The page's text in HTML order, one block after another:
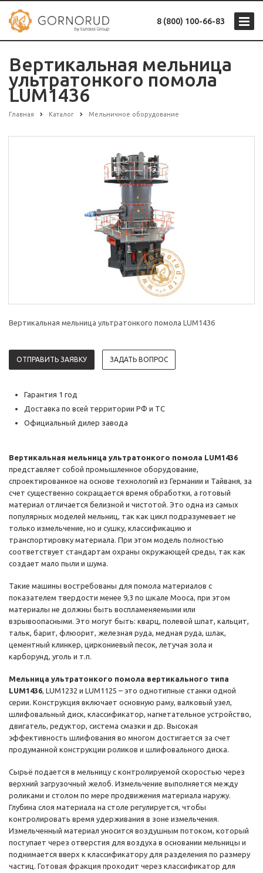
8 (800) 100-66-83
Вертикальная мельница
ультратонкого помола
LUM1436
Главная Каталог Мельничное оборудование
Вертикальная мельница ультратонкого помола LUM1436
ОТПРАВИТЬ ЗАЯВКУ ЗАДАТЬ ВОПРОС
Гарантия 1 год
Доставка по всей территории РФ и ТС
Официальный дилер завода
Вертикальная мельница ультратонкого помола LUM1436
представляет собой промышленное оборудование,
спроектированное на основе технологий из Германии и Тайваня, за
счет существенно сокращается время обработки, а готовый
материал отличается белизной и чистотой. Это одна из самых
популярных моделей мельниц, так как цикл подразумевает не
только измельчение, но и сушку, классификацию и
транспортировку материала. При этом модель полностью
соответствует стандартам охраны окружающей среды, так как
создает мало пыли и шума.
Такие машины востребованы для помола материалов с
показателем твердости менее 9,3 по шкале Мооса, при этом
материалы не должны быть воспламеняемыми или
взрывоопасными. Это могут быть: кварц, полевой шпат, кальцит,
тальк, барит, флюорит, железная руда, медная руда, шлак,
цементный клинкер, циркониевый песок, летучая зола и
карборунд, уголь и т.п.
Мельница ультратонкого помола вертикального типа
LUM1436, LUM1232 и LUM1125 – это однотипные станки одной
серии. Конструкция включает основную раму, валковый узел,
шлифовальный диск, классификатор, нагнетательное устройство,
двигатель, редуктор, система смазки и др. Высокая
эффективность шлифования во многом достигается за счет
продуманной конструкции роликов и шлифовального диска.
Сырьё подается в мельницу с контролируемой скоростью через
верхний загрузочный желоб. Измельчение выполняется между
роликами и столом по мере продвижения материала наружу.
Глубина слоя материала на столе регулируется, чтобы
контролировать время удерживания в зоне измельчения.
Измельченный материал уносится воздушным потоком, который
поступает через отверстия для воздуха в основании мельницы и
поднимается вверх к классификатору для разделения по размеру
частиц. Готовая фракция проходит через классификатор для